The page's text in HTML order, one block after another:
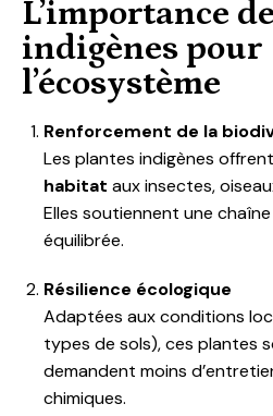
L’importance
indigènes pour
l’écosystème
Renforcement de la
Les plantes indigènes offrent
habitat aux insectes,
Elles soutiennent une
équilibrée.
Résilience écologique
Adaptées aux conditions
types de sols), ces plantes
demandent moins
chimiques.